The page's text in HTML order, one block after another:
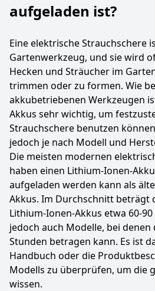
aufgeladen ist?
Eine elektrische Strauchschere
Gartenwerkzeug, und sie wird
Hecken und Sträucher im
trimmen oder zu formen. Wie
akkubetriebenen Werkzeugen
Akkus sehr wichtig, um
Strauchschere benutzen
jedoch je nach Modell und
Die meisten modernen
haben einen Lithium-Ionen-
aufgeladen werden kann als
Akkus. Im Durchschnitt beträgt
Lithium-Ionen-Akkus etwa 60-
jedoch auch Modelle, bei denen
Stunden betragen kann. Es ist
Handbuch oder die
Modells zu überprüfen, um die
wissen.